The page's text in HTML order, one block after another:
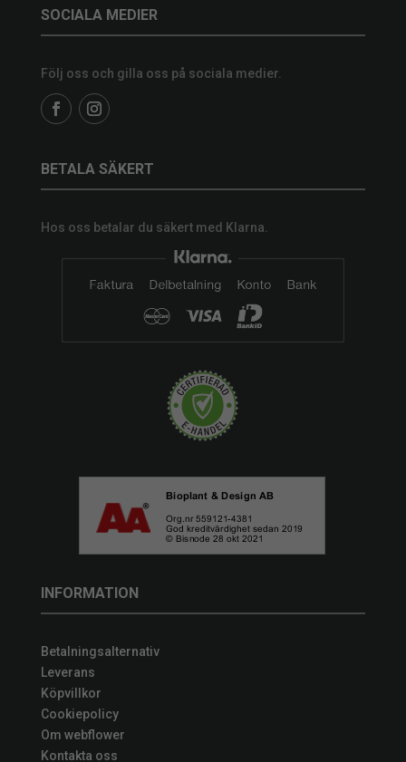
SOCIALA MEDIER
Följ oss och gilla oss på sociala medier.
BETALA SÄKERT
Hos oss betalar du säkert med Klarna.
INFORMATION
Betalningsalternativ
Leverans
Köpvillkor
Cookiepolicy
Om webflower
Kontakta oss